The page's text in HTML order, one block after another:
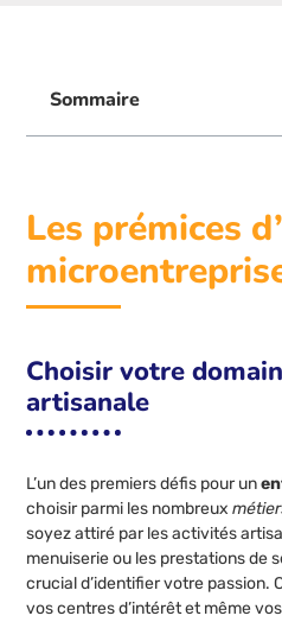
Sommaire
Les prémices
Choisir votre
artisanale
L’un des premiers défis pour un
choisir parmi les nombreux
soyez attiré par les activités
menuiserie ou les prestations de
crucial d’identifier votre passion.
vos centres d’intérêt et même